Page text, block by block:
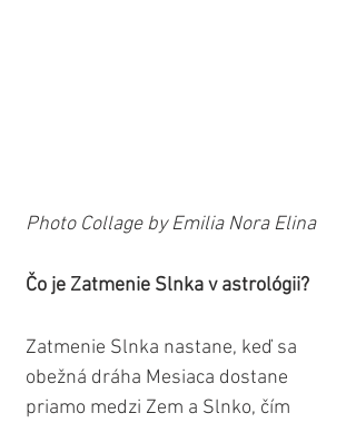
Photo Collage by Emilia Nora Elina
Čo je Zatmenie Slnka v astrológii?
Zatmenie Slnka nastane, keď sa
obežná dráha Mesiaca dostane
priamo medzi Zem a Slnko, čím